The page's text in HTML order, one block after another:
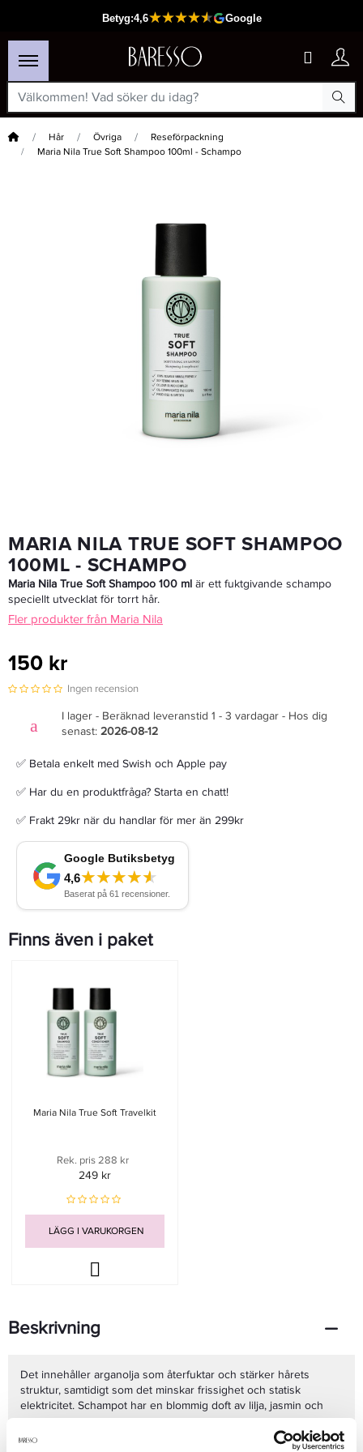
Hem Hår Övriga
Reseförpackning
Maria Nila True Soft Shampoo 100ml - Schampo
Maria Nila Luminous Colour Conditioner 100ml - Balsam
150 kr
MARIA NILA TRUE SOFT SHAMPOO
100ML - SCHAMPO
Maria Nila True Soft Shampoo 100 ml är ett fuktgivande schampo
speciellt utvecklat för torrt hår.
Fler produkter från Maria Nila
150 kr
Ingen recension
I lager - Beräknad leveranstid 1 - 3 vardagar - Hos dig
senast: 2026-08-12
✅ Betala enkelt med Swish och Apple pay
✅ Har du en produktfråga? Starta en chatt!
✅ Frakt 29kr när du handlar för mer än 299kr
Finns även i paket
Maria Nila True Soft Travelkit
Rek. pris 288 kr
249 kr
LÄGG I VARUKORGEN
Beskrivning
Det innehåller arganolja som återfuktar och stärker hårets
struktur, samtidigt som det minskar frissighet och statisk
elektricitet. Schampot har en blommig doft av lilja, jasmin och
ros.
Egenskaper: